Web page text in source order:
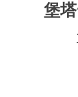
堡